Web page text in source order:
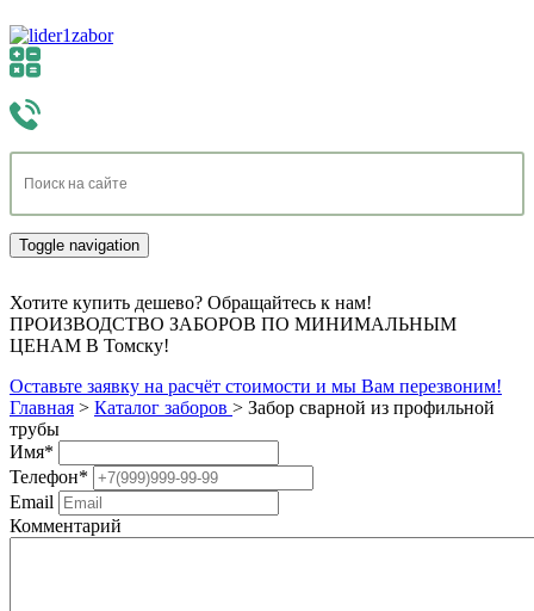
Toggle navigation
Хотите купить дешево? Обращайтесь к нам!
ПРОИЗВОДСТВО ЗАБОРОВ ПО МИНИМАЛЬНЫМ
ЦЕНАМ В Томску!
Оставьте заявку на расчёт стоимости и мы Вам перезвоним!
Главная > Каталог заборов > Забор сварной из профильной
трубы
Имя*
Телефон*
Email
Комментарий